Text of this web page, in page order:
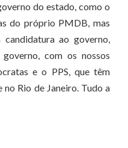
do estado, como o
do próprio PMDB, mas
ao governo,
com os nossos
e o PPS, que têm
Rio de Janeiro. Tudo a